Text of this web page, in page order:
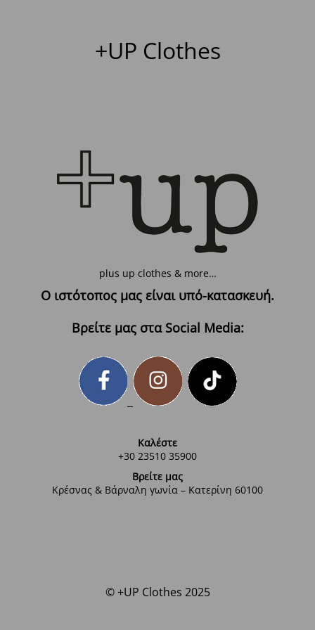
+UP Clothes
plus up clothes & more…
Ο ιστότοπος μας είναι υπό-κατασκευή.
Βρείτε μας στα Social Media:
Καλέστε
+30 23510 35900
Βρείτε μας
Κρέσνας & Βάρναλη γωνία – Κατερίνη 60100
© +UP Clothes 2025